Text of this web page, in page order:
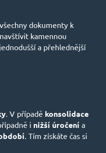
dokumenty k
kamennou
a přehlednější
. V případě konsolidace
i nižší úročení a
. Tím získáte čas si